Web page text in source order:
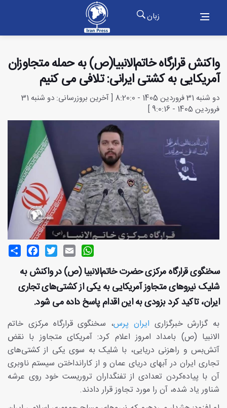
زبان
واکنش قرارگاه خاتم‌الانبیا(ص) به حمله متجاوزان
آمریکایی به کشتی ایرانی: تلافی می کنیم
دو شنبه 31 فروردین 1405 - 8:20:0 [ آخرین بروزرسانی: دو شنبه 31
فروردین 1405 - 9:0:16 ]
Share
FacebookTwitterEmail
WhatsApp
سخنگوی قرارگاه مرکزی حضرت خاتم‌الانبیا (ص) در واکنش به
شلیک نیروهای متجاوز آمریکایی به یکی از کشتی‌های تجاری
ایران، تاکید کرد بزودی به این اقدام پاسخ داده می شود.
به گزارش خبرگزاری ایران پرس، سخنگوی قرارگاه مرکزی خاتم
الانبیا (ص) بامداد امروز اعلام کرد: آمریکای متجاوز با نقض
آتش‌بس و راهزنی دریایی، با شلیک به سوی یکی از کشتی‌های
تجاری ایران در آبهای دریای عمان و از کارانداختن سیستم ناوبری
آن با پیاده‌کردن تعدادی از تفنگداران تروریست خود روی عرشه‌
شناور یاد شده، آن را مورد تجاوز قرار دادند.